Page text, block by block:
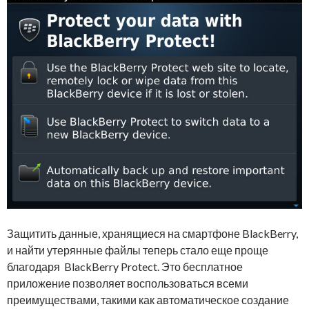
Защитить данные, хранящиеся на смартфоне BlackBerry,
и найти утерянные файлы теперь стало еще проще
благодаря BlackBerry Protect. Это бесплатное
приложение позволяет воспользоваться всеми
преимуществами, такими как автоматическое создание